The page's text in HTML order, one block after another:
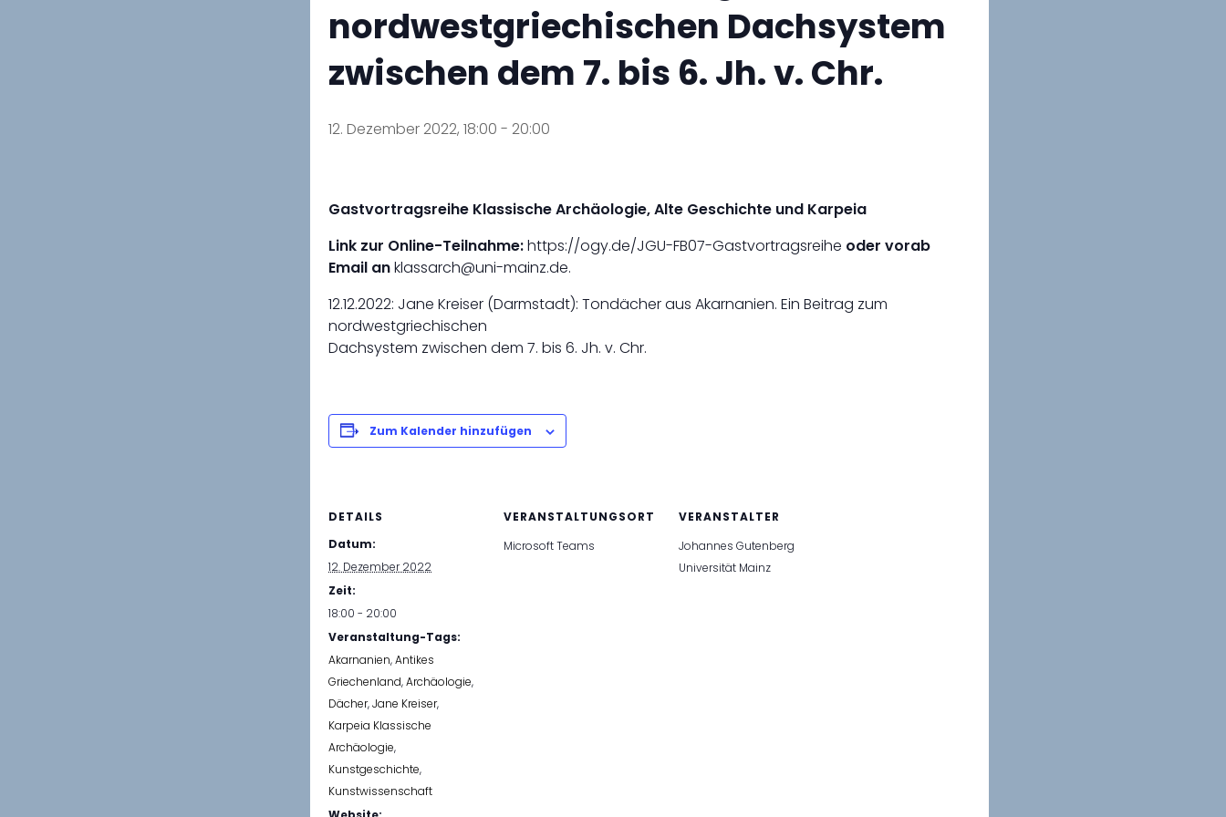
nordwestgriechischen Dachsystem
zwischen dem 7. bis 6. Jh. v. Chr.
12. Dezember 2022, 18:00 - 20:00
Gastvortragsreihe Klassische Archäologie, Alte Geschichte und Karpeia
Link zur Online-Teilnahme:https://ogy.de/JGU-FB07-Gastvortragsreihe oder vorab
Email anklassarch@uni-mainz.de.
12.12.2022: Jane Kreiser (Darmstadt): Tondächer aus Akarnanien. Ein Beitrag zum
nordwestgriechischen
Dachsystem zwischen dem 7. bis 6. Jh. v. Chr.
Zum Kalender hinzufügen
DETAILS
Datum:
12. Dezember 2022
Zeit:
18:00 - 20:00
Veranstaltung-Tags:
Akarnanien,Antikes
Griechenland,Archäologie,
Dächer,Jane Kreiser,
Karpeia Klassische
Archäologie,
Kunstgeschichte,
Kunstwissenschaft
VERANSTALTUNGSORT
Microsoft Teams
VERANSTALTER
Johannes Gutenberg
Universität Mainz